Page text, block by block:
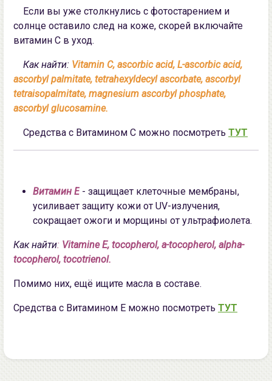
Если вы уже столкнулись с фотостарением и
солнце оставило след на коже, скорей включайте
витамин С в уход.
Как найти: Vitamin C, ascorbic acid, L-ascorbic acid,
ascorbyl palmitate, tetrahexyldecyl ascorbate, ascorbyl
tetraisopalmitate, magnesium ascorbyl phosphate,
ascorbyl glucosamine.
Средства с Витамином С можно посмотреть ТУТ
Витамин Е - защищает клеточные мембраны,
усиливает защиту кожи от UV-излучения,
сокращает ожоги и морщины от ультрафиолета.
Как найти: Vitamine E, tocopherol, a-tocopherol, alpha-
tocopherol, tocotrienol.
Помимо них, ещё ищите масла в составе.
Средства с Витамином Е можно посмотреть ТУТ